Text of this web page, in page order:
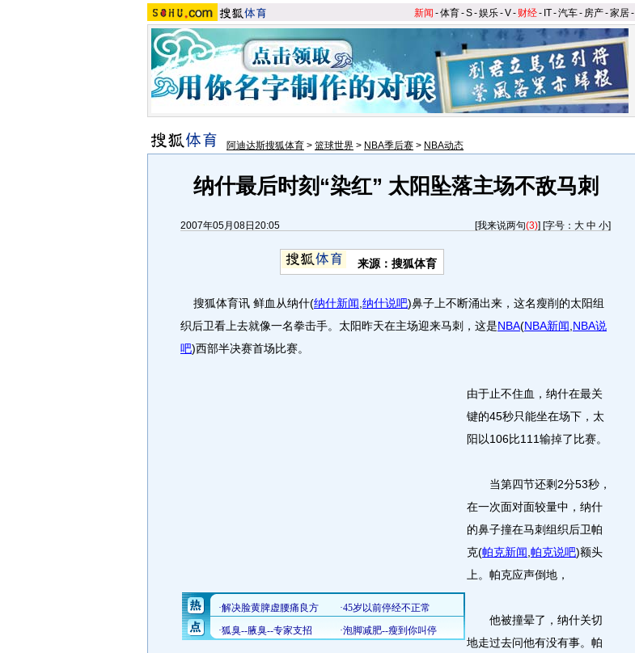
新闻 -体育-S-娱乐-V- 财经- IT-汽车- 房产-家居-
阿迪达斯搜狐体育 > 篮球世界 > NBA季后赛 > NBA动态
纳什最后时刻“染红” 太阳坠落主场不敌马刺
2007年05月08日20:05 [我来说两句(3)] [字号： 大 中 小]
来源：搜狐体育
搜狐体育讯 鲜血从纳什(纳什新闻 纳什说吧)鼻子上不断涌出来，这名瘦削的太阳组
织后卫看上去就像一名拳击手。太阳昨天在主场迎来马刺，这是NBA(NBA新闻 NBA说
吧)西部半决赛首场比赛。
由于止不住血，纳什在最关
键的45秒只能坐在场下，太
阳以106比111输掉了比赛。
当第四节还剩2分53秒，
在一次面对面较量中，纳什
的鼻子撞在马刺组织后卫帕
克(帕克新闻 帕克说吧)额头
上。帕克应声倒地，
他被撞晕了，纳什关切
地走过去问他有没有事。帕